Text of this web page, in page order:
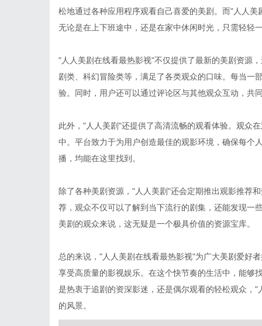
松地通过各种应用程序观看自己喜爱的美剧。而"人人
无论是在上下班途中，还是在家中休闲时光，只需轻轻
"人人美剧在线看最热影视"不仅提供了最新的美剧资源
剧类、科幻冒险类等，满足了各类观众的口味。每当一
验。同时，用户还可以通过评论区与其他观众互动，共
此外，"人人美剧"还提供了高清流畅的观看体验。观众
中。平台致力于为用户创造最佳的观影环境，确保每个
播，均能在这里找到。
除了各种美剧资源，"人人美剧"还会定期推出观影推荐
荐，观众不仅可以了解到当下流行的剧集，还能发现一
美剧的观众来说，这无疑是一个极具价值的资源宝库。
总的来说，"人人美剧在线看最热影视"为广大美剧爱好
享受高质量的影视娱乐。在这个快节奏的生活中，能够
是热衷于追剧的资深影迷，还是偶尔观看的轻松观众，
的风景。